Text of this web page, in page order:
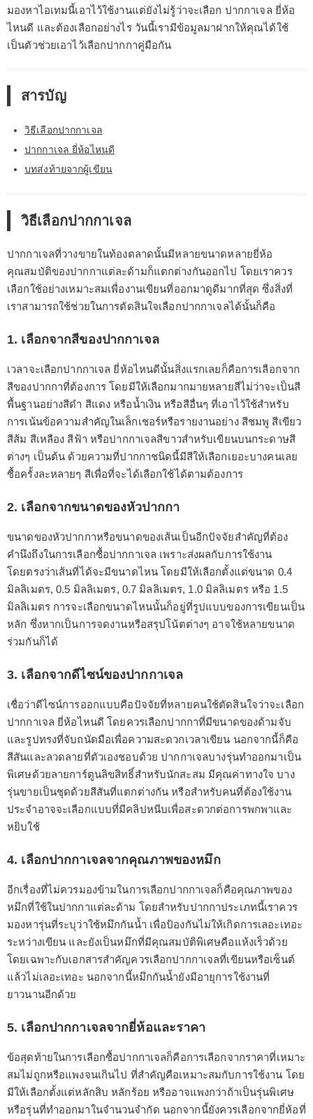
มองหาไอเทมนี้เอาไว้ใช้งานแต่ยังไม่รู้ว่าจะเลือก ปากกาเจล ยี่ห้อ
ไหนดี และต้องเลือกอย่างไร วันนี้เรามีข้อมูลมาฝากให้คุณได้ใช้
เป็นตัวช่วยเอาไว้เลือกปากกาคู่มือกัน
สารบัญ
วิธีเลือกปากกาเจล
ปากกาเจล ยี่ห้อไหนดี
บทส่งท้ายจากผู้เขียน
วิธีเลือกปากกาเจล
ปากกาเจลที่วางขายในท้องตลาดนั้นมีหลายขนาดหลายยี่ห้อ
คุณสมบัติของปากกาแต่ละด้ามก็แตกต่างกันออกไป โดยเราควร
เลือกใช้อย่างเหมาะสมเพื่องานเขียนที่ออกมาดูดีมากที่สุด ซึ่งสิ่งที่
เราสามารถใช้ช่วยในการตัดสินใจเลือกปากกาเจลได้นั้นก็คือ
1. เลือกจากสีของปากกาเจล
เวลาจะเลือกปากกาเจล ยี่ห้อไหนดีนั้นสิ่งแรกเลยก็คือการเลือกจาก
สีของปากกาที่ต้องการ โดยมีให้เลือกมากมายหลายสีไม่ว่าจะเป็นสี
พื้นฐานอย่างสีดำ สีแดง หรือน้ำเงิน หรือสีอื่นๆ ที่เอาไว้ใช้สำหรับ
การเน้นข้อความสำคัญในเล็กเชอร์หรือรายงานอย่าง สีชมพู สีเขียว
สีส้ม สีเหลือง สีฟ้า หรือปากกาเจลสีขาวสำหรับเขียนบนกระดาษสี
ต่างๆ เป็นต้น ด้วยความที่ปากกาชนิดนี้มีสีให้เลือกเยอะบางคนเลย
ซื้อครั้งละหลายๆ สีเพื่อที่จะได้เลือกใช้ได้ตามต้องการ
2. เลือกจากขนาดของหัวปากกา
ขนาดของหัวปากกาหรือขนาดของเส้นเป็นอีกปัจจัยสำคัญที่ต้อง
คำนึงถึงในการเลือกซื้อปากกาเจล เพราะส่งผลกับการใช้งาน
โดยตรงว่าเส้นที่ได้จะมีขนาดไหน โดยมีให้เลือกตั้งแต่ขนาด 0.4
มิลลิเมตร, 0.5 มิลลิเมตร, 0.7 มิลลิเมตร, 1.0 มิลลิเมตร หรือ 1.5
มิลลิเมตร การจะเลือกขนาดไหนนั้นก็อยู่ที่รูปแบบของการเขียนเป็น
หลัก ซึ่งหากเป็นการจดงานหรือสรุปโน้ตต่างๆ อาจใช้หลายขนาด
ร่วมกันก็ได้
3. เลือกจากดีไซน์ของปากกาเจล
เชื่อว่าดีไซน์การออกแบบคือปัจจัยที่หลายคนใช้ตัดสินใจว่าจะเลือก
ปากกาเจล ยี่ห้อไหนดี โดยควรเลือกปากกาที่มีขนาดของด้ามจับ
และรูปทรงที่จับถนัดมือเพื่อความสะดวกเวลาเขียน นอกจากนี้ก็คือ
สีสันและลวดลายที่ตัวเองชอบด้วย ปากกาเจลบางรุ่นทำออกมาเป็น
พิเศษด้วยลายการ์ตูนลิขสิทธิ์สำหรับนักสะสม มีคุณค่าทางใจ บาง
รุ่นขายเป็นชุดด้วยสีสันที่แตกต่างกัน หรือสำหรับคนที่ต้องใช้งาน
ประจำอาจจะเลือกแบบที่มีคลิปหนีบเพื่อสะดวกต่อการพกพาและ
หยิบใช้
4. เลือกปากกาเจลจากคุณภาพของหมึก
อีกเรื่องที่ไม่ควรมองข้ามในการเลือกปากกาเจลก็คือคุณภาพของ
หมึกที่ใช้ในปากกาแต่ละด้าม โดยสำหรับปากกาประเภทนี้เราควร
มองหารุ่นที่ระบุว่าใช้หมึกกันน้ำ เพื่อป้องกันไม่ให้เกิดการเลอะเทอะ
ระหว่างเขียน และยังเป็นหมึกที่มีคุณสมบัติพิเศษคือแห้งเร็วด้วย
โดยเฉพาะกับเอกสารสำคัญควรเลือกปากกาเจลที่เขียนหรือเซ็นต์
แล้วไม่เลอะเทอะ นอกจากนี้หมึกกันน้ำยังมีอายุการใช้งานที่
ยาวนานอีกด้วย
5. เลือกปากกาเจลจากยี่ห้อและราคา
ข้อสุดท้ายในการเลือกซื้อปากกาเจลก็คือการเลือกจากราคาที่เหมาะ
สมไม่ถูกหรือแพงจนเกินไป ที่สำคัญคือเหมาะสมกับการใช้งาน โดย
มีให้เลือกตั้งแต่หลักสิบ หลักร้อย หรืออาจแพงกว่าถ้าเป็นรุ่นพิเศษ
หรือรุ่นที่ทำออกมาในจำนวนจำกัด นอกจากนี้ยังควรเลือกจากยี่ห้อที่